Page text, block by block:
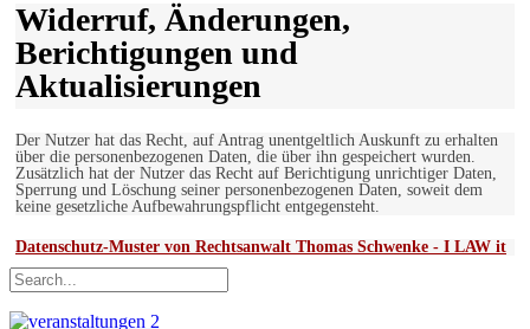
Widerruf, Änderungen,
Berichtigungen und
Aktualisierungen
Der Nutzer hat das Recht, auf Antrag unentgeltlich Auskunft zu erhalten
über die personenbezogenen Daten, die über ihn gespeichert wurden.
Zusätzlich hat der Nutzer das Recht auf Berichtigung unrichtiger Daten,
Sperrung und Löschung seiner personenbezogenen Daten, soweit dem
keine gesetzliche Aufbewahrungspflicht entgegensteht.
Datenschutz-Muster von Rechtsanwalt Thomas Schwenke - I LAW it